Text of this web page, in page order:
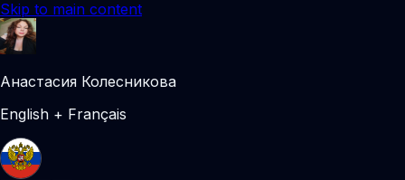
Skip to main content
Анастасия Колесникова
English + Français